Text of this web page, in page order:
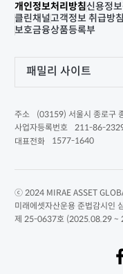
개인정보처리방침신용정
클린채널고객정보 취급방침
보호금융상품등록부
패밀리 사이트
주소
(03159) 서울시 종로구
사업자등록번호
211-86-
대표전화
1577-1640
ⓒ 2024 MIRAE ASSET
미래에셋자산운용 준법감시인
제 25-0637호 (2025.08.29 ~